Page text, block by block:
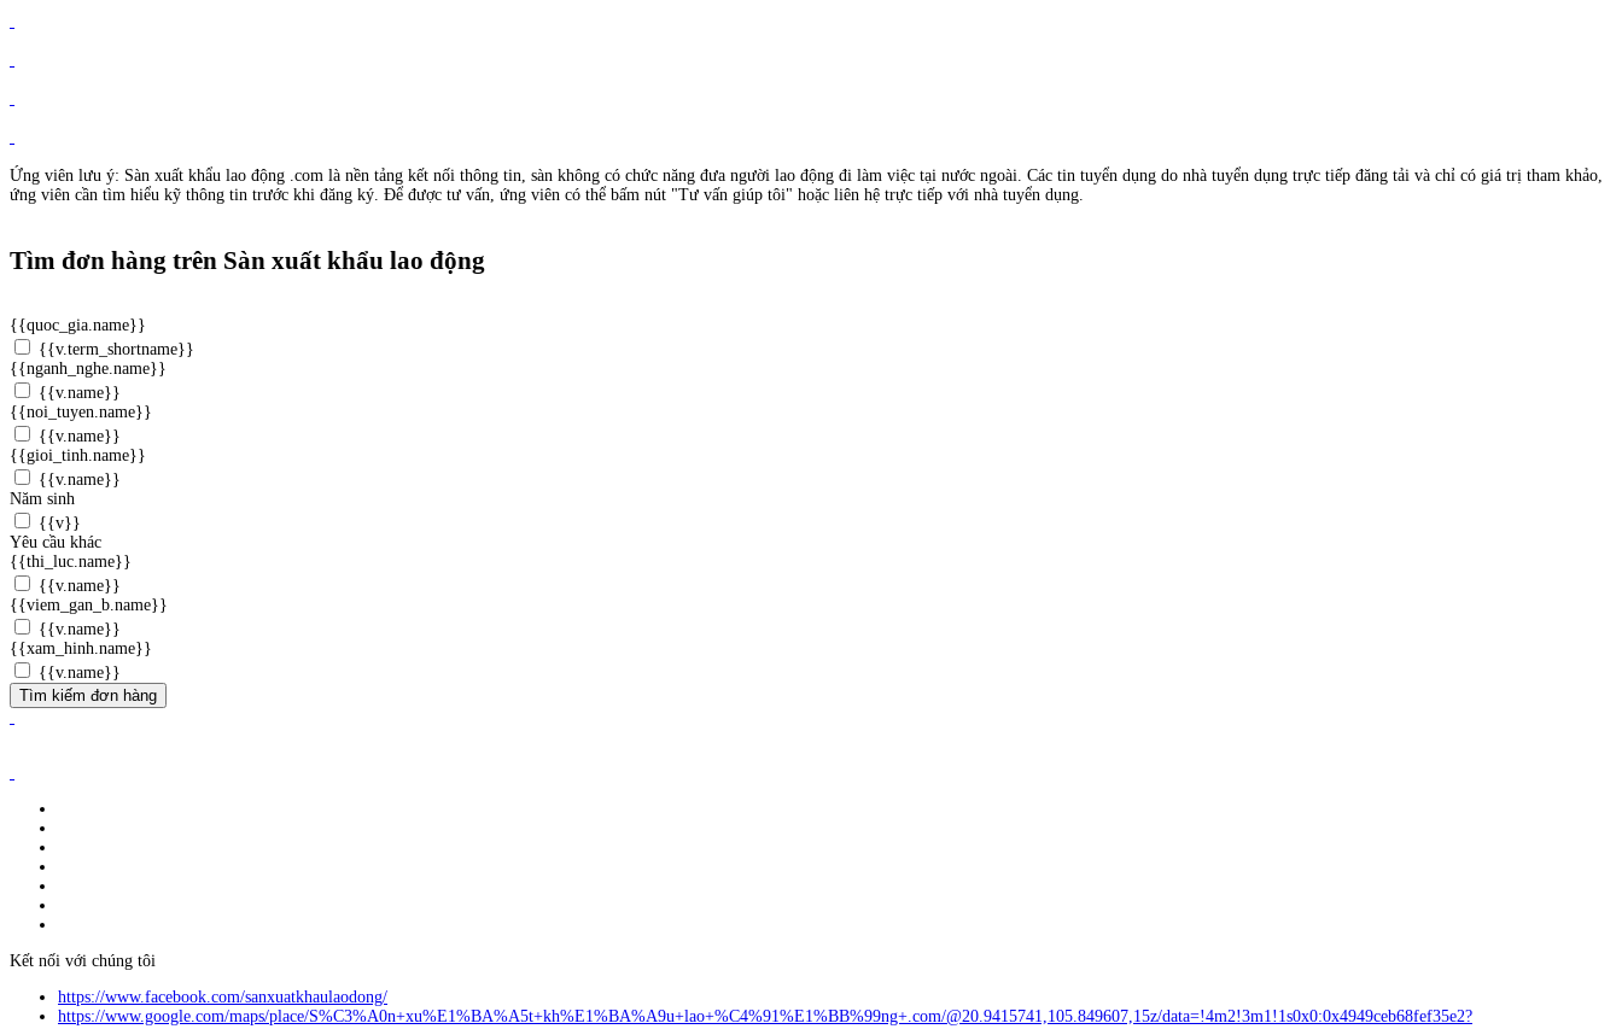
Ứng viên lưu ý: Sàn xuất khẩu lao động .com là nền tảng kết nối thông tin, sàn không có chức năng đưa người lao động đi làm việc tại nước ngoài. Các tin tuyển dụng do nhà tuyển dụng trực tiếp đăng tải và chỉ có giá trị tham khảo,
ứng viên cần tìm hiểu kỹ thông tin trước khi đăng ký. Để được tư vấn, ứng viên có thể bấm nút "Tư vấn giúp tôi" hoặc liên hệ trực tiếp với nhà tuyển dụng.
Tìm đơn hàng trên Sàn xuất khẩu lao động
{{quoc_gia.name}}
{{v.term_shortname}}
{{nganh_nghe.name}}
{{v.name}}
{{noi_tuyen.name}}
{{v.name}}
{{gioi_tinh.name}}
{{v.name}}
Năm sinh
{{v}}
Yêu cầu khác
{{thi_luc.name}}
{{v.name}}
{{viem_gan_b.name}}
{{v.name}}
{{xam_hinh.name}}
{{v.name}}
Tìm kiếm đơn hàng
Kết nối với chúng tôi
https://www.facebook.com/sanxuatkhaulaodong/
https://www.google.com/maps/place/S%C3%A0n+xu%E1%BA%A5t+kh%E1%BA%A9u+lao+%C4%91%E1%BB%99ng+.com/@20.9415741,105.849607,15z/data=!4m2!3m1!1s0x0:0x4949ceb68fef35e2?